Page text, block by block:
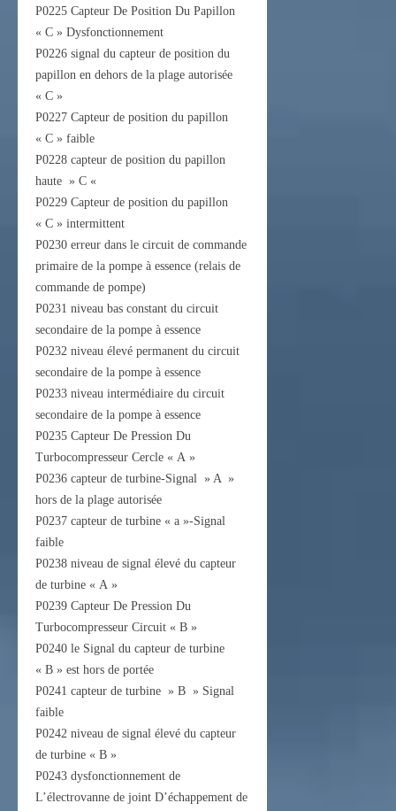
P0225 Capteur De Position Du Papillon
« C » Dysfonctionnement
P0226 signal du capteur de position du
papillon en dehors de la plage autorisée
« C »
P0227 Capteur de position du papillon
« C » faible
P0228 capteur de position du papillon
haute » C «
P0229 Capteur de position du papillon
« C » intermittent
P0230 erreur dans le circuit de commande
primaire de la pompe à essence (relais de
commande de pompe)
P0231 niveau bas constant du circuit
secondaire de la pompe à essence
P0232 niveau élevé permanent du circuit
secondaire de la pompe à essence
P0233 niveau intermédiaire du circuit
secondaire de la pompe à essence
P0235 Capteur De Pression Du
Turbocompresseur Cercle « A »
P0236 capteur de turbine-Signal » A »
hors de la plage autorisée
P0237 capteur de turbine « a »-Signal
faible
P0238 niveau de signal élevé du capteur
de turbine « A »
P0239 Capteur De Pression Du
Turbocompresseur Circuit « B »
P0240 le Signal du capteur de turbine
« B » est hors de portée
P0241 capteur de turbine » B » Signal
faible
P0242 niveau de signal élevé du capteur
de turbine « B »
P0243 dysfonctionnement de
L’électrovanne de joint D’échappement de